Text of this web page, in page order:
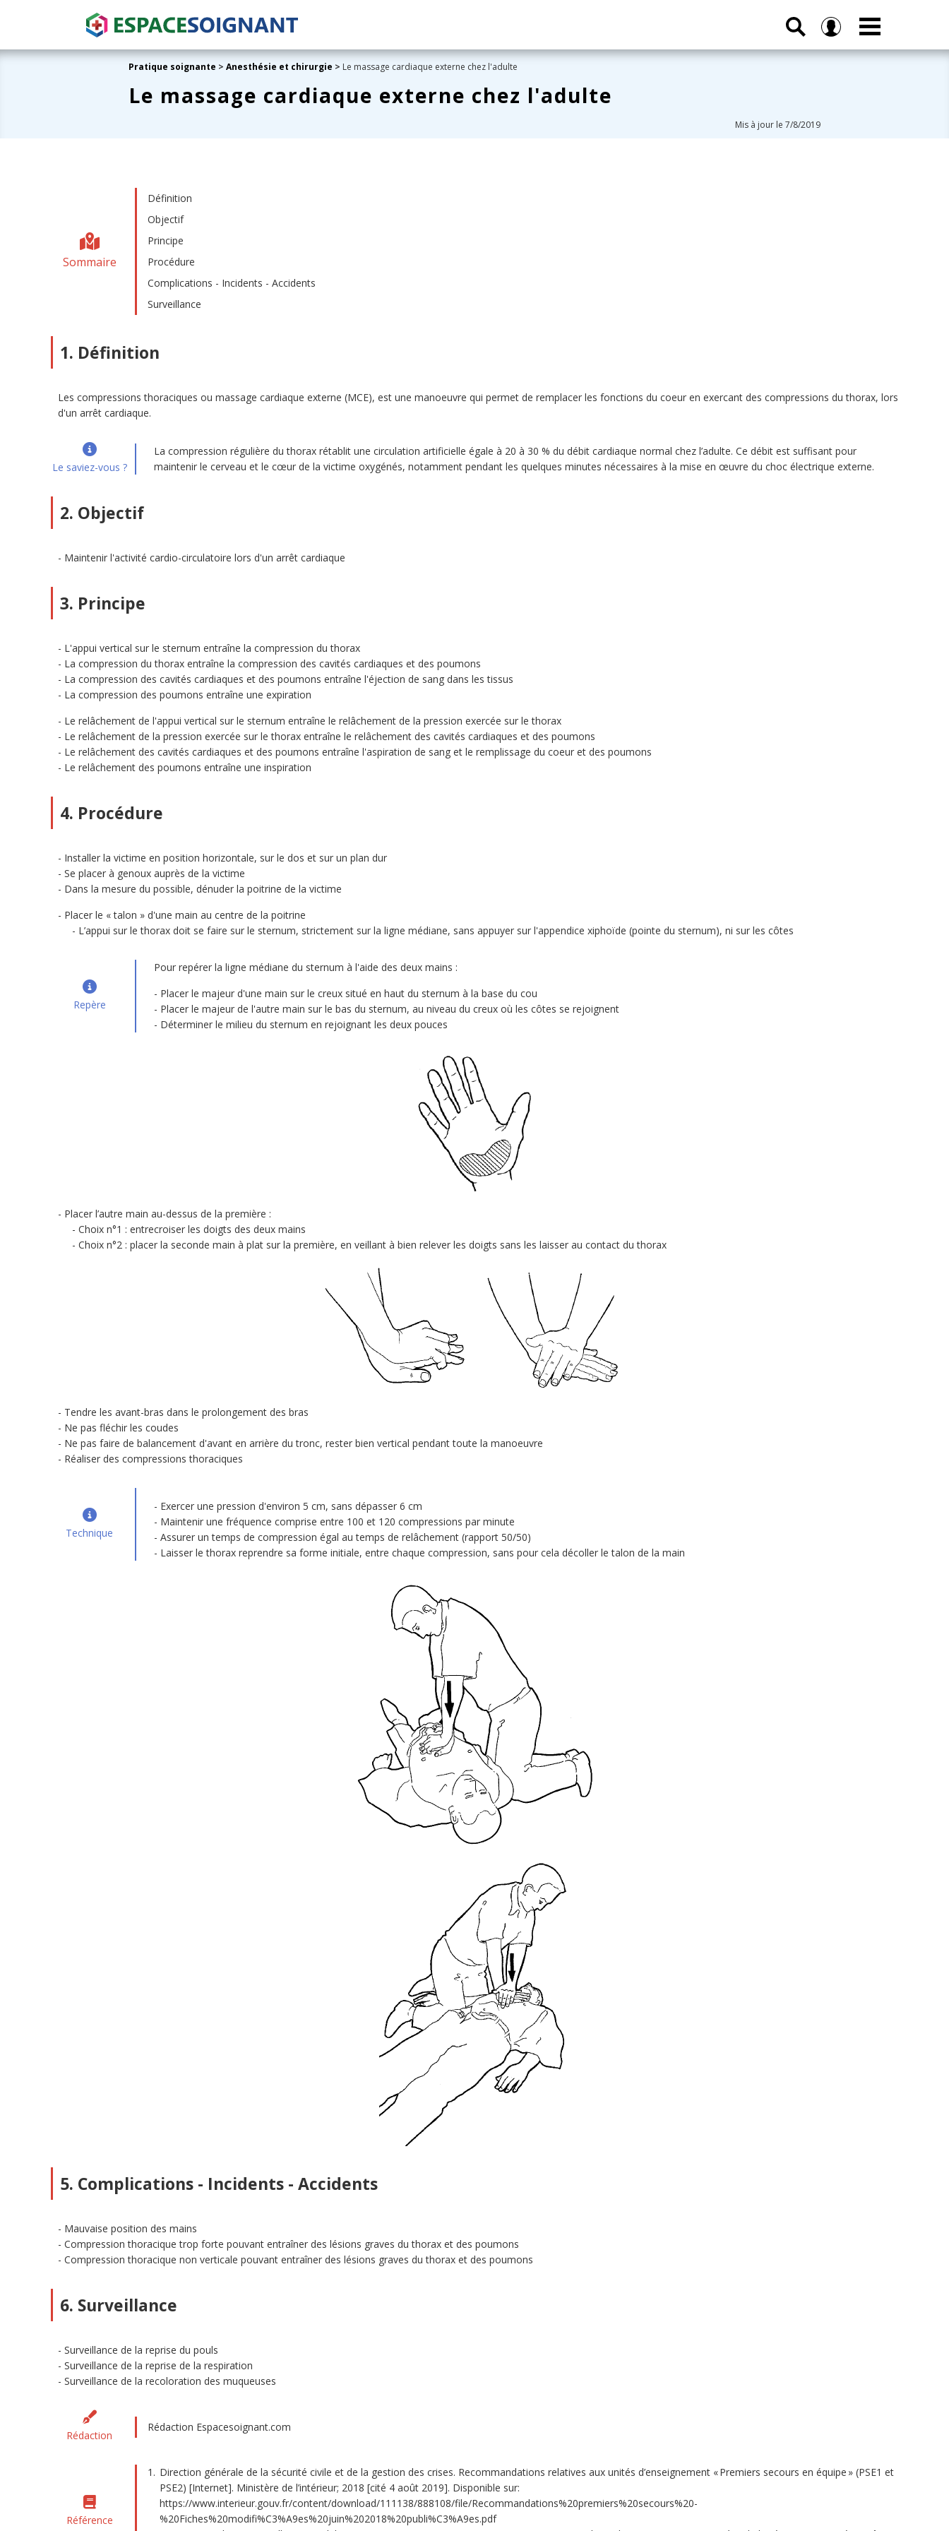
Pratique soignante > Anesthésie et chirurgie > Le massage cardiaque externe chez l'adulte
Le massage cardiaque externe chez l'adulte
Mis à jour le 7/8/2019
Sommaire
Définition
Objectif
Principe
Procédure
Complications - Incidents - Accidents
Surveillance
1. Définition
Les compressions thoraciques ou massage cardiaque externe (MCE), est une manoeuvre qui permet de remplacer les fonctions du coeur en exercant des compressions du thorax, lors
d'un arrêt cardiaque.
Le saviez-vous ?
La compression régulière du thorax rétablit une circulation artificielle égale à 20 à 30 % du débit cardiaque normal chez l’adulte. Ce débit est suffisant pour
maintenir le cerveau et le cœur de la victime oxygénés, notamment pendant les quelques minutes nécessaires à la mise en œuvre du choc électrique externe.
2. Objectif
Maintenir l'activité cardio-circulatoire lors d'un arrêt cardiaque
3. Principe
L'appui vertical sur le sternum entraîne la compression du thorax
La compression du thorax entraîne la compression des cavités cardiaques et des poumons
La compression des cavités cardiaques et des poumons entraîne l'éjection de sang dans les tissus
La compression des poumons entraîne une expiration
Le relâchement de l'appui vertical sur le sternum entraîne le relâchement de la pression exercée sur le thorax
Le relâchement de la pression exercée sur le thorax entraîne le relâchement des cavités cardiaques et des poumons
Le relâchement des cavités cardiaques et des poumons entraîne l'aspiration de sang et le remplissage du coeur et des poumons
Le relâchement des poumons entraîne une inspiration
4. Procédure
Installer la victime en position horizontale, sur le dos et sur un plan dur
Se placer à genoux auprès de la victime
Dans la mesure du possible, dénuder la poitrine de la victime
Placer le « talon » d'une main au centre de la poitrine
L’appui sur le thorax doit se faire sur le sternum, strictement sur la ligne médiane, sans appuyer sur l'appendice xiphoïde (pointe du sternum), ni sur les côtes
Repère
Pour repérer la ligne médiane du sternum à l'aide des deux mains :
Placer le majeur d'une main sur le creux situé en haut du sternum à la base du cou
Placer le majeur de l'autre main sur le bas du sternum, au niveau du creux où les côtes se rejoignent
Déterminer le milieu du sternum en rejoignant les deux pouces
Placer l’autre main au-dessus de la première :
Choix n°1 : entrecroiser les doigts des deux mains
Choix n°2 : placer la seconde main à plat sur la première, en veillant à bien relever les doigts sans les laisser au contact du thorax
Tendre les avant-bras dans le prolongement des bras
Ne pas fléchir les coudes
Ne pas faire de balancement d'avant en arrière du tronc, rester bien vertical pendant toute la manoeuvre
Réaliser des compressions thoraciques
Technique
Exercer une pression d'environ 5 cm, sans dépasser 6 cm
Maintenir une fréquence comprise entre 100 et 120 compressions par minute
Assurer un temps de compression égal au temps de relâchement (rapport 50/50)
Laisser le thorax reprendre sa forme initiale, entre chaque compression, sans pour cela décoller le talon de la main
5. Complications - Incidents - Accidents
Mauvaise position des mains
Compression thoracique trop forte pouvant entraîner des lésions graves du thorax et des poumons
Compression thoracique non verticale pouvant entraîner des lésions graves du thorax et des poumons
6. Surveillance
Surveillance de la reprise du pouls
Surveillance de la reprise de la respiration
Surveillance de la recoloration des muqueuses
Rédaction
Rédaction Espacesoignant.com
Référence
Direction générale de la sécurité civile et de la gestion des crises. Recommandations relatives aux unités d’enseignement « Premiers secours en équipe » (PSE1 et
PSE2) [Internet]. Ministère de l’intérieur; 2018 [cité 4 août 2019]. Disponible sur:
https://www.interieur.gouv.fr/content/download/111138/888108/file/Recommandations%20premiers%20secours%20-
%20Fiches%20modifi%C3%A9es%20juin%202018%20publi%C3%A9es.pdf